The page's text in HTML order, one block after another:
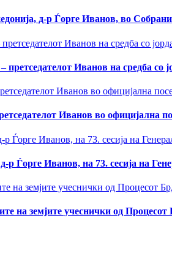
д-р Ѓорге Иванов, во
Иванов на средба
Иванов во официјална
Ѓорге Иванов, на 73. сесија на
на земјите учеснички од